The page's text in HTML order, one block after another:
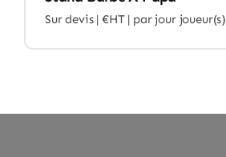
Sur devis | €HT | par jour joueur(s)